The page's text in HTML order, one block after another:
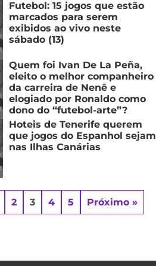
Futebol: 15 jogos que estão
marcados para serem
exibidos ao vivo neste
sábado (13)
Quem foi Ivan De La Peña,
eleito o melhor companheiro
da carreira de Nenê e
elogiado por Ronaldo como
dono do “futebol-arte”?
Hoteis de Tenerife querem
que jogos do Espanhol sejam
nas Ilhas Canárias
2 3 4 5 Próximo »